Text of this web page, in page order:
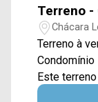
Terreno -
Chácara
Terreno à
Condomínio
Este
ampla área